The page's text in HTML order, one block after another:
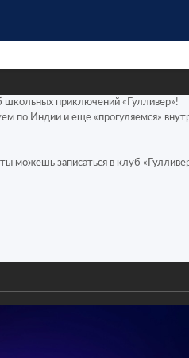
школьных приключений «Гулливер»!
по Индии и еще «прогуляемся»
можешь записаться в клуб